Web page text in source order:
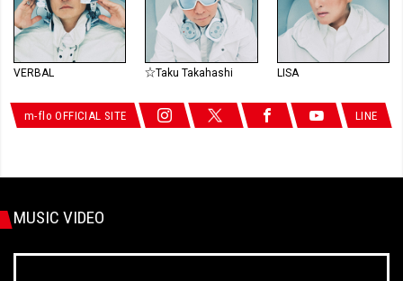
VERBAL ☆Taku Takahashi LISA
m-flo OFFICIAL SITE LINE
MUSIC VIDEO